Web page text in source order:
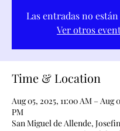
Las entradas no
Ver otros
Time & Location
Aug 05, 2025, 11:00 AM – Aug
PM
San Miguel de Allende,